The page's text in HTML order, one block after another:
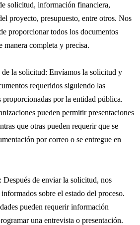
solicitud, información financiera,
proyecto, presupuesto, entre otros. Nos
proporcionar todos los documentos
manera completa y precisa.
de la solicitud: Envíamos la solicitud y
requeridos siguiendo las
proporcionadas por la entidad pública.
pueden permitir presentaciones
que otras pueden requerir que se
por correo o se entregue en
Después de enviar la solicitud, nos
sobre el estado del proceso.
pueden requerir información
una entrevista o presentación.